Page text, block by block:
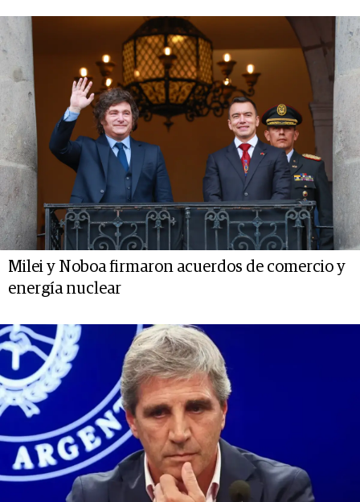
Milei y Noboa firmaron acuerdos de comercio y
energía nuclear